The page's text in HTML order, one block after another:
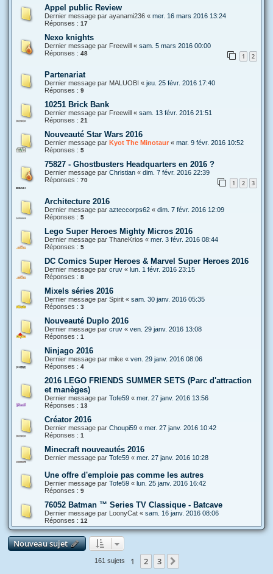
Appel public Review
Dernier message par ayanami236 « mer. 16 mars 2016 13:24
Réponses : 17
Nexo knights
Dernier message par Freewill « sam. 5 mars 2016 00:00
Réponses : 48 1 2
Partenariat
Dernier message par MALUOBI « jeu. 25 févr. 2016 17:40
Réponses : 9
10251 Brick Bank
Dernier message par Freewill « sam. 13 févr. 2016 21:51
Réponses : 21
Nouveauté Star Wars 2016
Dernier message par Kyot The Minotaur « mar. 9 févr. 2016 10:52
Réponses : 5
75827 - Ghostbusters Headquarters en 2016 ?
Dernier message par Christian « dim. 7 févr. 2016 22:39
Réponses : 70 1 2 3
Architecture 2016
Dernier message par azteccorps62 « dim. 7 févr. 2016 12:09
Réponses : 5
Lego Super Heroes Mighty Micros 2016
Dernier message par ThaneKrios « mer. 3 févr. 2016 08:44
Réponses : 5
DC Comics Super Heroes & Marvel Super Heroes 2016
Dernier message par cruv « lun. 1 févr. 2016 23:15
Réponses : 8
Mixels séries 2016
Dernier message par Spirit « sam. 30 janv. 2016 05:35
Réponses : 3
Nouveauté Duplo 2016
Dernier message par cruv « ven. 29 janv. 2016 13:08
Réponses : 1
Ninjago 2016
Dernier message par mike « ven. 29 janv. 2016 08:06
Réponses : 4
2016 LEGO FRIENDS SUMMER SETS (Parc d'attraction
et manèges)
Dernier message par Tofe59 « mer. 27 janv. 2016 13:56
Réponses : 13
Créator 2016
Dernier message par Choupi59 « mer. 27 janv. 2016 10:42
Réponses : 1
Minecraft nouveautés 2016
Dernier message par Tofe59 « mer. 27 janv. 2016 10:28
Une offre d'emploie pas comme les autres
Dernier message par Tofe59 « lun. 25 janv. 2016 16:42
Réponses : 9
76052 Batman ™ Series TV Classique - Batcave
Dernier message par LoonyCat « sam. 16 janv. 2016 08:06
Réponses : 12
Nouveau sujet
161 sujets 1 2 3